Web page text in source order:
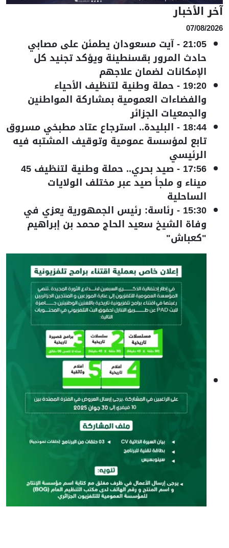
آخر الأخبار
07/08/2026
21:05
-آيت مسعودان يطمئن على مصابي
حادث المرور بقسنطينة ويؤكد تجنيد كل
الإمكانات لضمان علاجهم
19:20
- حملة وطنية لتنظيف الأحياء
والفضاءات العمومية بمشاركة المواطنين
والجمعيات الجزائر
18:44
- البليدة.. استرجاع عتاد مطبخي مسروق
تابع لمؤسسة عمومية وتوقيف المشتبه فيه
الرئيسي
17:56
- صيد بحري.. حملة وطنية لتنظيف 45
ميناء و ملجأ صيد عبر مختلف الولايات
الساحلية
15:30
- رئاسة: رئيس الجمهورية يعزي في
وفاة الشيخ سعيد الحاج محمد بن إبراهيم
"كعباش"